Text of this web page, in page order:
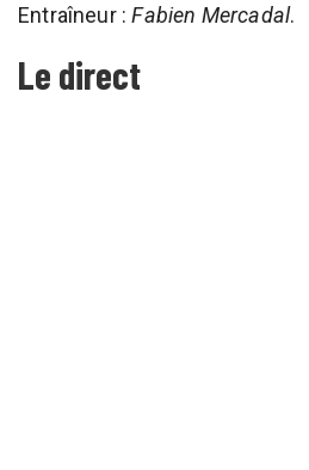
Entraîneur :Fabien Mercadal.
Le direct